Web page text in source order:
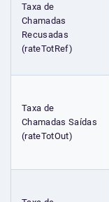
Taxa de
Chamadas
Recusadas
(rateTotRef)
Taxa de
Chamadas Saídas
(rateTotOut)